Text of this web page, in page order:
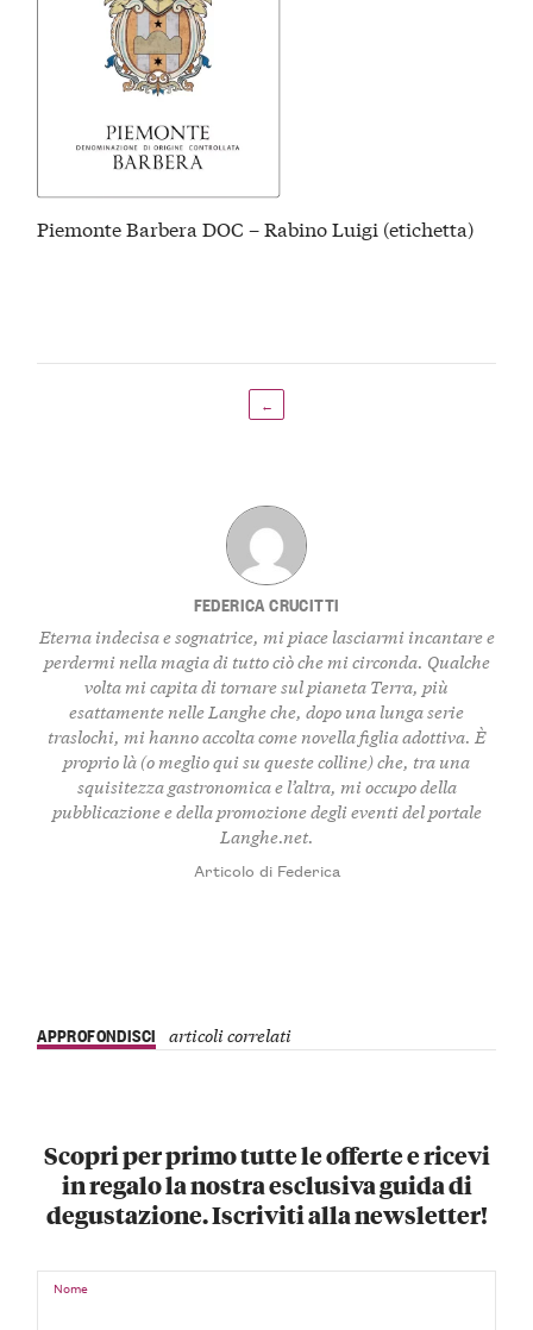
Piemonte Barbera DOC – Rabino Luigi (etichetta)
←
FEDERICA CRUCITTI
Eterna indecisa e sognatrice, mi piace lasciarmi incantare e
perdermi nella magia di tutto ciò che mi circonda. Qualche
volta mi capita di tornare sul pianeta Terra, più
esattamente nelle Langhe che, dopo una lunga serie
traslochi, mi hanno accolta come novella figlia adottiva. È
proprio là (o meglio qui su queste colline) che, tra una
squisitezza gastronomica e l’altra, mi occupo della
pubblicazione e della promozione degli eventi del portale
Langhe.net.
Articolo di Federica
APPROFONDISCI articoli correlati
Scopri per primo tutte le offerte e ricevi
in regalo la nostra esclusiva guida di
degustazione. Iscriviti alla newsletter!
Nome